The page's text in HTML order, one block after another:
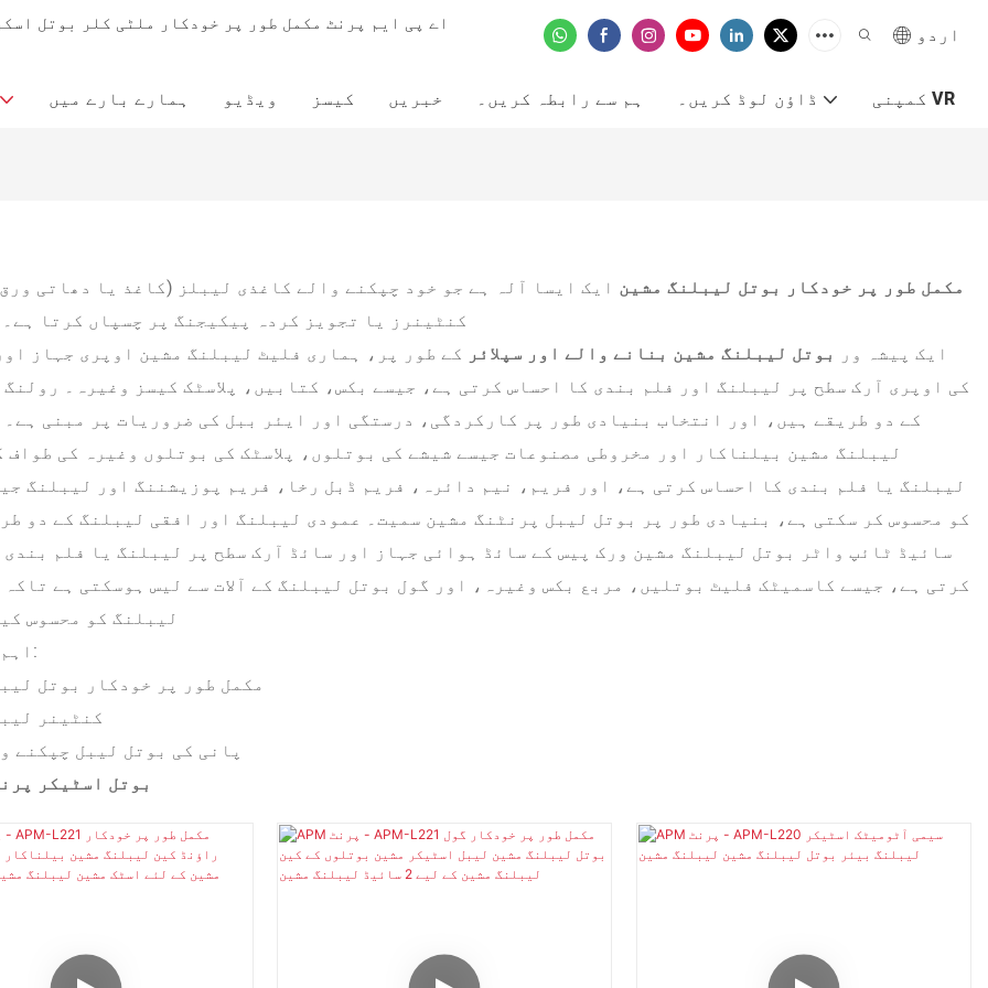
اے پی ایم پرنٹ مکمل طور پر خودکار ملٹی کلر بوتل
اردو
ہمارے بارے میں ویڈیو کیسز خبریں ہم سے رابطہ کریں۔ ڈاؤن لوڈ کریں۔ کمپنی VR
مکمل طور پر خودکار بوتل لیبلنگ مشین ایک ایسا آلہ ہے جو خود چپکنے والے کاغذی لیبلز (کاغذ یا دھاتی
کو PCBs، کنٹینرز یا تجویز کردہ پیکیجنگ پر چسپاں کرتا ہے۔
ایک پیشہ ور بوتل لیبلنگ مشین بنانے والے اور سپلائر کے طور پر، ہماری فلیٹ لیبلنگ مشین اوپری جہاز
کی اوپری آرک سطح پر لیبلنگ اور فلم بندی کا احساس کرتی ہے، جیسے بکس، کتابیں، پلاسٹک کیسز وغیرہ۔
کے دو طریقے ہیں، اور انتخاب بنیادی طور پر کارکردگی، درستگی اور ایئر ببل کی ضروریات پر مبنی
لیبلنگ مشین بیلناکار اور مخروطی مصنوعات جیسے شیشے کی بوتلوں، پلاسٹک کی بوتلوں وغیرہ کی طواف
لیبلنگ یا فلم بندی کا احساس کرتی ہے، اور فریم، نیم دائرہ، فریم ڈبل رخا، فریم پوزیشننگ اور لیبلنگ
کو محسوس کر سکتی ہے، بنیادی طور پر بوتل لیبل پرنٹنگ مشین سمیت۔ عمودی لیبلنگ اور افقی لیبلنگ کے دو
سائیڈ ٹائپ واٹر بوتل لیبلنگ مشین ورک پیس کے سائڈ ہوائی جہاز اور سائڈ آرک سطح پر لیبلنگ یا فلم
کرتی ہے، جیسے کاسمیٹک فلیٹ بوتلیں، مربع بکس وغیرہ، اور گول بوتل لیبلنگ کے آلات سے لیس ہوسکتی ہے
لیبلنگ کو محسوس
اہم مصنوعات:
مکمل طور پر خودکار بوتل
کنٹینر
پانی کی بوتل لیبل چپکنے
بوتل اسٹیکر